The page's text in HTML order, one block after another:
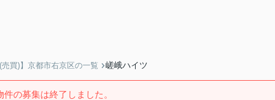
売買)】京都市右京区の一覧 嵯峨ハイツ
件の募集は終了しました。